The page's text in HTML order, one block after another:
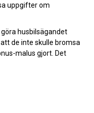
uppgifter om
husbilsägandet
de inte skulle bromsa
malus gjort. Det